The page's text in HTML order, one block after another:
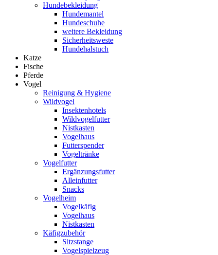
Hundebekleidung
Hundemantel
Hundeschuhe
weitere Bekleidung
Sicherheitsweste
Hundehalstuch
Katze
Fische
Pferde
Vogel
Reinigung & Hygiene
Wildvogel
Insektenhotels
Wildvogelfutter
Nistkasten
Vogelhaus
Futterspender
Vogeltränke
Vogelfutter
Ergänzungsfutter
Alleinfutter
Snacks
Vogelheim
Vogelkäfig
Vogelhaus
Nistkasten
Käfigzubehör
Sitzstange
Vogelspielzeug